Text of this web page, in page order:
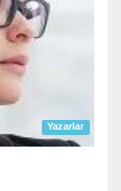
Yazarlar